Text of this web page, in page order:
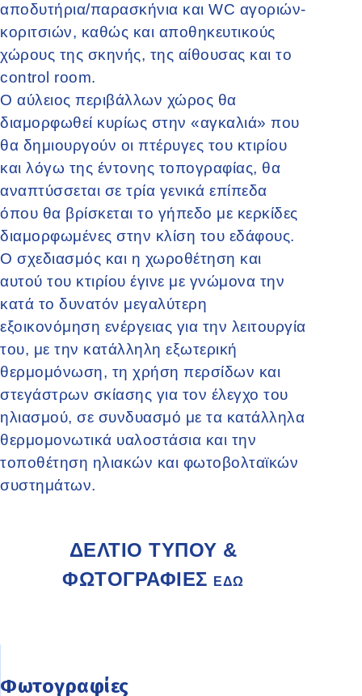
αποδυτήρια/παρασκήνια και WC αγοριών-
κοριτσιών, καθώς και αποθηκευτικούς
χώρους της σκηνής, της αίθουσας και το
control room.
Ο αύλειος περιβάλλων χώρος θα
διαμορφωθεί κυρίως στην «αγκαλιά» που
θα δημιουργούν οι πτέρυγες του κτιρίου
και λόγω της έντονης τοπογραφίας, θα
αναπτύσσεται σε τρία γενικά επίπεδα
όπου θα βρίσκεται το γήπεδο με κερκίδες
διαμορφωμένες στην κλίση του εδάφους.
Ο σχεδιασμός και η χωροθέτηση και
αυτού του κτιρίου έγινε με γνώμονα την
κατά το δυνατόν μεγαλύτερη
εξοικονόμηση ενέργειας για την λειτουργία
του, με την κατάλληλη εξωτερική
θερμομόνωση, τη χρήση περσίδων και
στεγάστρων σκίασης για τον έλεγχο του
ηλιασμού, σε συνδυασμό με τα κατάλληλα
θερμομονωτικά υαλοστάσια και την
τοποθέτηση ηλιακών και φωτοβολταϊκών
συστημάτων.
ΔΕΛΤΙΟ ΤΥΠΟΥ &
ΦΩΤΟΓΡΑΦΙΕΣ
ΕΔΩ
Φωτογραφίες